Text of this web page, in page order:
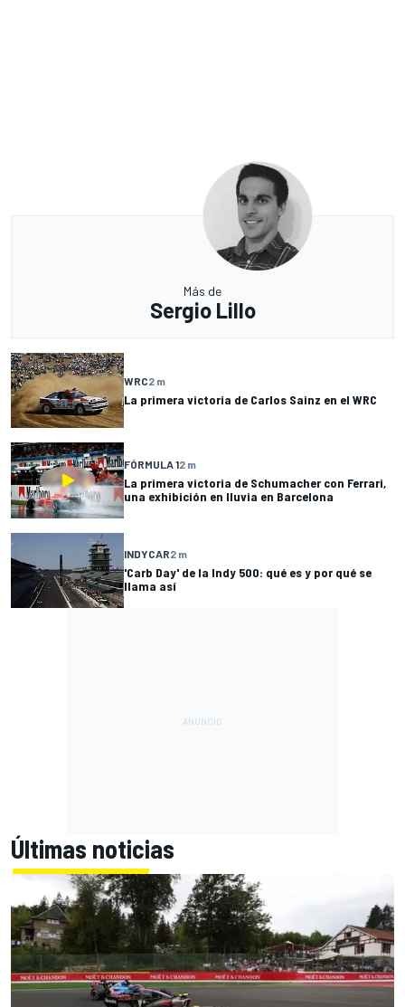
Más de
Sergio Lillo
WRC2 m
La primera victoria de Carlos Sainz en el WRC
FÓRMULA 12 m
La primera victoria de Schumacher con Ferrari,
una exhibición en lluvia en Barcelona
INDYCAR2 m
'Carb Day' de la Indy 500: qué es y por qué se
llama así
Últimas noticias